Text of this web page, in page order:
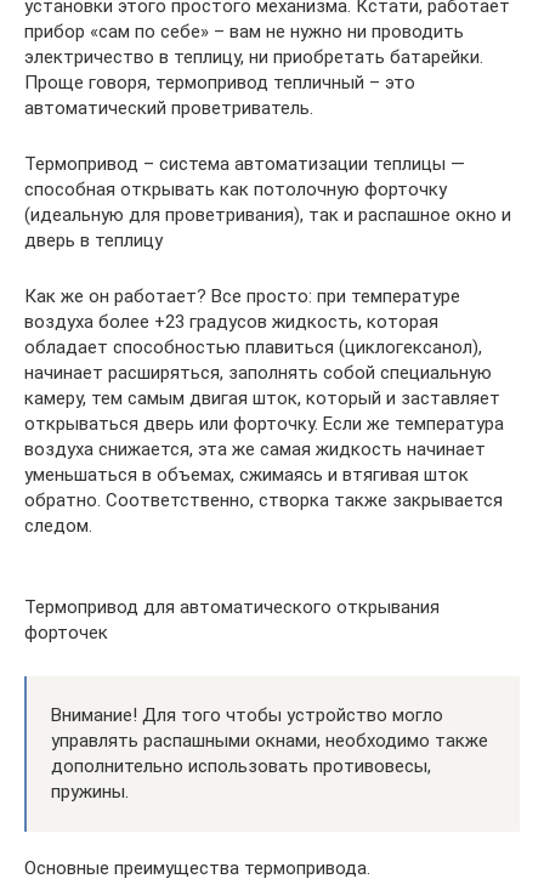
установки этого простого механизма. Кстати, работает
прибор «сам по себе» – вам не нужно ни проводить
электричество в теплицу, ни приобретать батарейки.
Проще говоря, термопривод тепличный – это
автоматический проветриватель.
Термопривод – система автоматизации теплицы —
способная открывать как потолочную форточку
(идеальную для проветривания), так и распашное окно и
дверь в теплицу
Как же он работает? Все просто: при температуре
воздуха более +23 градусов жидкость, которая
обладает способностью плавиться (циклогексанол),
начинает расширяться, заполнять собой специальную
камеру, тем самым двигая шток, который и заставляет
открываться дверь или форточку. Если же температура
воздуха снижается, эта же самая жидкость начинает
уменьшаться в объемах, сжимаясь и втягивая шток
обратно. Соответственно, створка также закрывается
следом.
Термопривод для автоматического открывания
форточек
Внимание! Для того чтобы устройство могло
управлять распашными окнами, необходимо также
дополнительно использовать противовесы,
пружины.
Основные преимущества термопривода.